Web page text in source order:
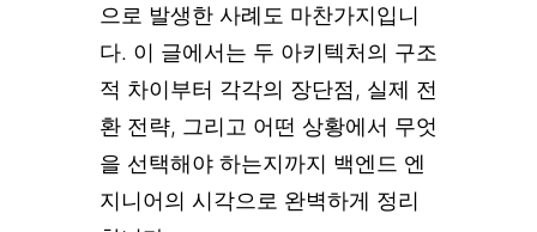
으로 발생한 사례도 마찬가지입니
다. 이 글에서는 두 아키텍처의 구조
적 차이부터 각각의 장단점, 실제 전
환 전략, 그리고 어떤 상황에서 무엇
을 선택해야 하는지까지 백엔드 엔
지니어의 시각으로 완벽하게 정리